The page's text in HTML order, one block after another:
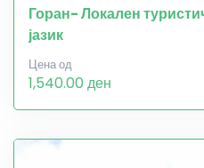
Горан- Локален
јазик
Цена од
1,540.00 ден